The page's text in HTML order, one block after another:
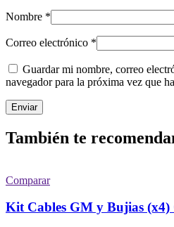
Nombre *
Correo electrónico *
Guardar mi nombre, correo
navegador para la próxima vez que
También te
Comparar
Kit Cables GM y Bujias (x4)